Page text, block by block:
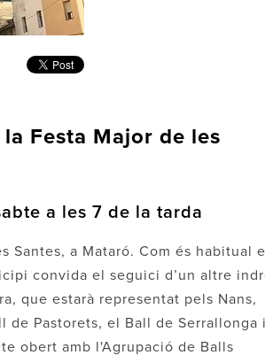
Festa Major de les
a les 7 de la tarda
Santes, a Mataró. Com és habitual
convida el seguici d’un altre
que estarà representat pels Nans,
de Pastorets, el Ball de Serrallonga
obert amb l'Agrupació de Balls